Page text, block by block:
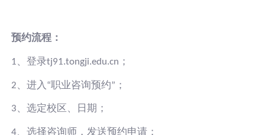
预约流程：
1、登录tj91.tongji.edu.cn ；
2、进入“职业咨询预约”；
3、选定校区、日期；
4、选择咨询师，发送预约申请；